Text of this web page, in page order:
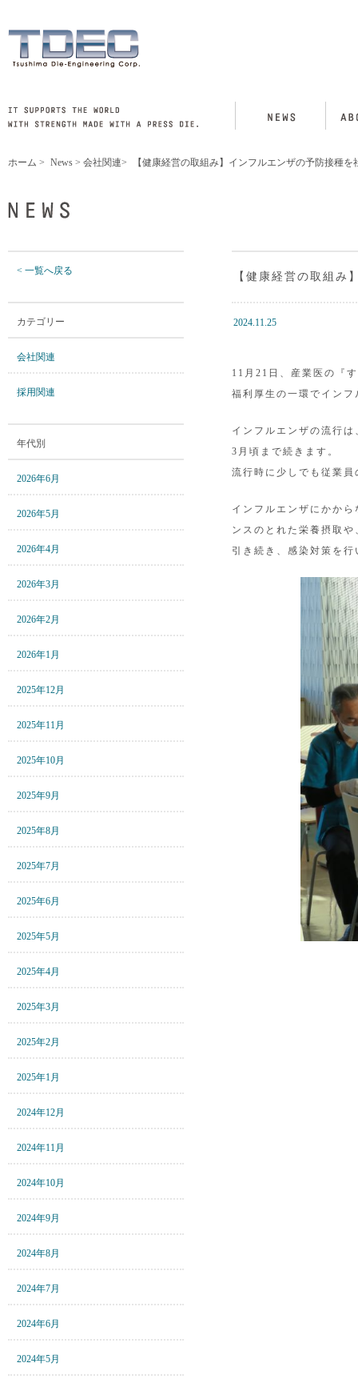
ホーム > News > 会社関連> 【健康経営の取組み】インフルエンザの予防接種
< 一覧へ戻る
カテゴリー
会社関連
採用関連
年代別
2026年6月
2026年5月
2026年4月
2026年3月
2026年2月
2026年1月
2025年12月
2025年11月
2025年10月
2025年9月
2025年8月
2025年7月
2025年6月
2025年5月
2025年4月
2025年3月
2025年2月
2025年1月
2024年12月
2024年11月
2024年10月
2024年9月
2024年8月
2024年7月
2024年6月
2024年5月
【健康経営の取組み
2024.11.25
11月21日、産業医の『
福利厚生の一環でイン
インフルエンザの流行
3月頃まで続きます。
流行時に少しでも従業
インフルエンザにかか
ンスのとれた栄養摂取
引き続き、感染対策を